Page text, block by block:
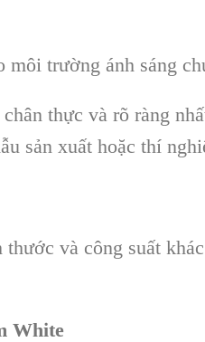
trường ánh sáng
thực và rõ ràng
sản xuất hoặc thí
và công suất
White